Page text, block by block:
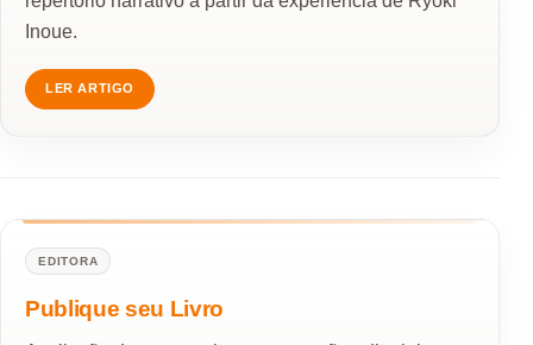
Inoue.
LER ARTIGO
EDITORA
Publique seu Livro